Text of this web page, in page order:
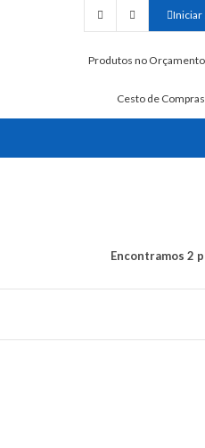
Iniciar
Produtos no
Cesto de
Encontramos 2